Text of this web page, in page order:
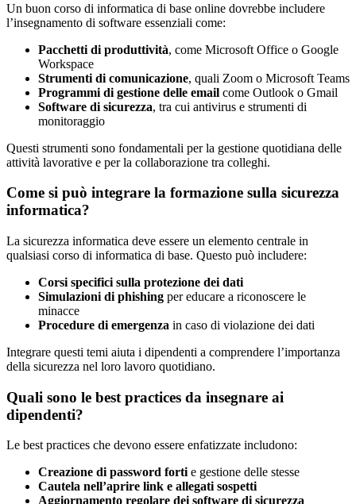
Un buon corso di informatica di base online dovrebbe includere
l’insegnamento di software essenziali come:
Pacchetti di produttività, come Microsoft Office o Google
Workspace
Strumenti di comunicazione, quali Zoom o Microsoft Teams
Programmi di gestione delle email come Outlook o Gmail
Software di sicurezza, tra cui antivirus e strumenti di
monitoraggio
Questi strumenti sono fondamentali per la gestione quotidiana delle
attività lavorative e per la collaborazione tra colleghi.
Come si può integrare la formazione sulla sicurezza
informatica?
La sicurezza informatica deve essere un elemento centrale in
qualsiasi corso di informatica di base. Questo può includere:
Corsi specifici sulla protezione dei dati
Simulazioni di phishing per educare a riconoscere le
minacce
Procedure di emergenza in caso di violazione dei dati
Integrare questi temi aiuta i dipendenti a comprendere l’importanza
della sicurezza nel loro lavoro quotidiano.
Quali sono le best practices da insegnare ai
dipendenti?
Le best practices che devono essere enfatizzate includono:
Creazione di password forti e gestione delle stesse
Cautela nell’aprire link e allegati sospetti
Aggiornamento regolare dei software di sicurezza